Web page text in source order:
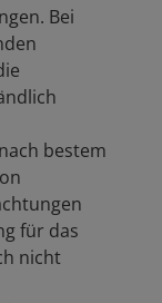
Bei
bestem
für das
nicht